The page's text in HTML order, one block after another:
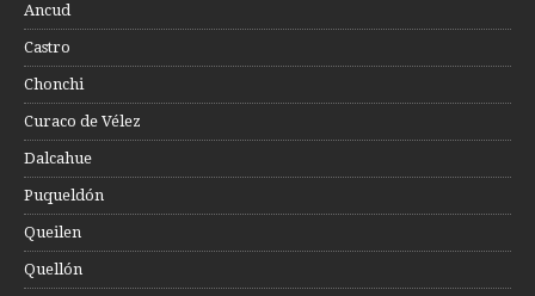
Ancud
Castro
Chonchi
Curaco de Vélez
Dalcahue
Puqueldón
Queilen
Quellón